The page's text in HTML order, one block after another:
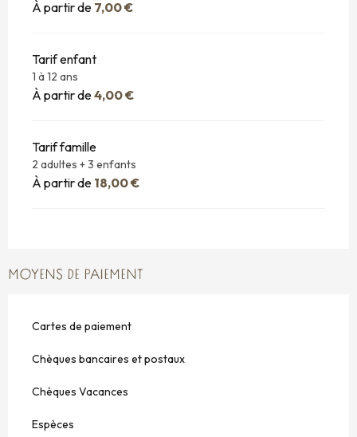
À partir de 7,00 €
Tarif enfant
1 à 12 ans
À partir de4,00 €
Tarif famille
2 adultes + 3 enfants
À partir de 18,00 €
MOYENS DE PAIEMENT
Cartes de paiement
Chèques bancaires et postaux
Chèques Vacances
Espèces